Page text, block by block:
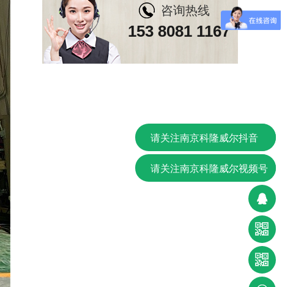
咨询热线
153 8081 1167
请关注南京科隆威尔抖音
请关注南京科隆威尔视频号